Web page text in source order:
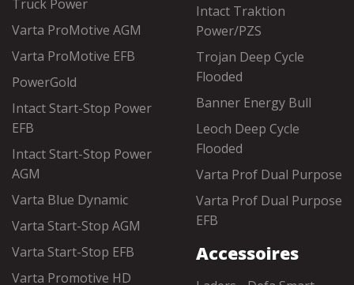
Truck Power
Varta ProMotive AGM
Varta ProMotive EFB
PowerGold
Intact Start-Stop Power
EFB
Intact Start-Stop Power
AGM
Varta Blue Dynamic
Varta Start-Stop AGM
Varta Start-Stop EFB
Varta Promotive HD
Intact Traktion
Power/PZS
Trojan Deep Cycle
Flooded
Banner Energy Bull
Leoch Deep Cycle
Flooded
Varta Prof Dual Purpose
Varta Prof Dual Purpose
EFB
Accessoires